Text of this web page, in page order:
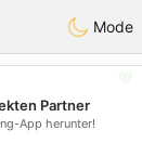
Handi Space
Mode
Partner
App herunter!